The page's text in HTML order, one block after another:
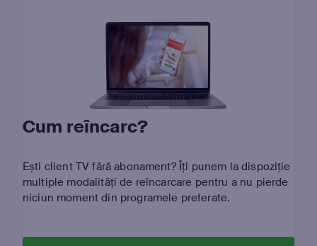
Cum reîncarc?
Ești client TV fără abonament? Îți punem la dispoziție
multiple modalități de reîncarcare pentru a nu pierde
niciun moment din programele preferate.